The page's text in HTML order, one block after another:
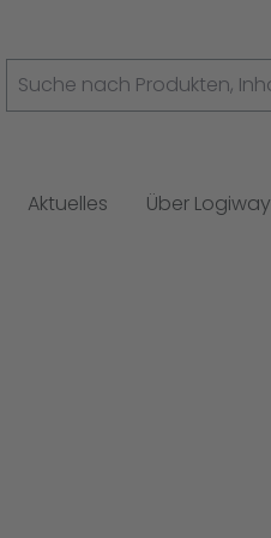
Aktuelles Über Logiway